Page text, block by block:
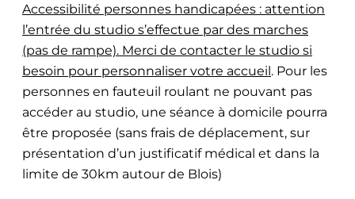
Accessibilité personnes handicapées : attention
l’entrée du studio s’effectue par des marches
(pas de rampe). Merci de contacter le studio si
besoin pour personnaliser votre accueil. Pour les
personnes en fauteuil roulant ne pouvant pas
accéder au studio, une séance à domicile pourra
être proposée (sans frais de déplacement, sur
présentation d’un justificatif médical et dans la
limite de 30km autour de Blois)